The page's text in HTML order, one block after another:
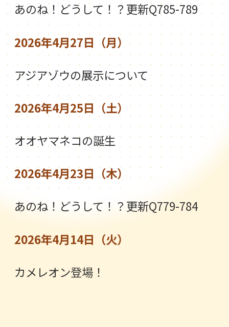
あのね！どうして！？更新Q785-789
2026年4月27日（月）
アジアゾウの展示について
2026年4月25日（土）
オオヤマネコの誕生
2026年4月23日（木）
あのね！どうして！？更新Q779-784
2026年4月14日（火）
カメレオン登場！